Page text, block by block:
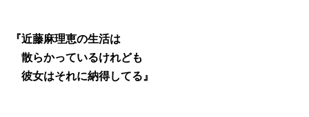
『近藤麻理恵の生活は
散らかっているけれども
彼女はそれに納得してる』